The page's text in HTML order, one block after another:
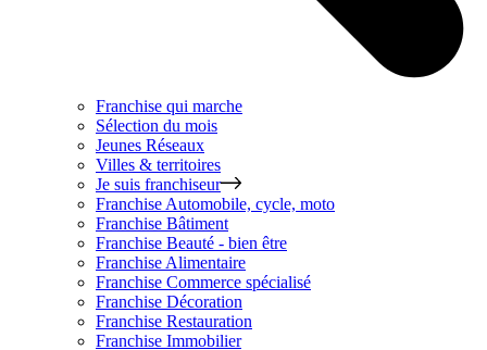
Franchise qui marche
Sélection du mois
Jeunes Réseaux
Villes & territoires
Je suis franchiseur
Franchise Automobile, cycle, moto
Franchise Bâtiment
Franchise Beauté - bien être
Franchise Alimentaire
Franchise Commerce spécialisé
Franchise Décoration
Franchise Restauration
Franchise Immobilier